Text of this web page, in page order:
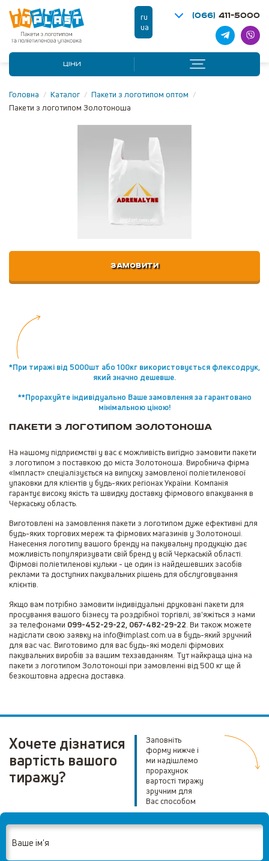
ru
ua
(066) 411-5000
ЦІНИ
Головна / Каталог / Пакети з логотипом оптом /
Пакети з логотипом Золотоноша
ЗАМОВИТИ
*При тиражі від 5000шт або 100кг використовується флексодрук,
який значно дешевше.
**Прорахуйте індивідуально Ваше замовлення за гарантовано
мінімальною ціною!
Пакети з логотипом Золотоноша
На нашому підприємстві у вас є можливість вигідно замовити пакети
з логотипом з поставкою до міста Золотоноша. Виробнича фірма
«Імпласт» спеціалізується на випуску замовленої поліетиленової
упаковки для клієнтів у будь-яких регіонах України. Компанія
гарантує високу якість та швидку доставку фірмового впакування в
Черкаську область.
Виготовлені на замовлення пакети з логотипом дуже ефективні для
будь-яких торгових мереж та фірмових магазинів у Золотоноші.
Нанесення логотипу вашого бренду на пакувальну продукцію дає
можливість популяризувати свій бренд у всій Черкаській області.
Фірмові поліетиленові кульки - це один із найдешевших засобів
реклами та доступних пакувальних рішень для обслуговування
клієнтів.
Якщо вам потрібно замовити індивідуальні друковані пакети для
просування вашого бізнесу та роздрібної торгівлі, зв'яжіться з нами
за телефонами 099-452-29-22, 067-482-29-22. Ви також можете
надіслати свою заявку на info@implast.com.ua в будь-який зручний
для вас час. Виготовимо для вас будь-які моделі фірмових
пакувальних виробів за вашим техзавданням. Тут найкраща ціна на
пакети з логотипом Золотоноші при замовленні від 500 кг ще й
безкоштовна адресна доставка.
Хочете дізнатися
вартість вашого
тиражу?
Заповніть
форму нижче і
ми надішлемо
прорахунок
вартості тиражу
зручним для
Вас способом